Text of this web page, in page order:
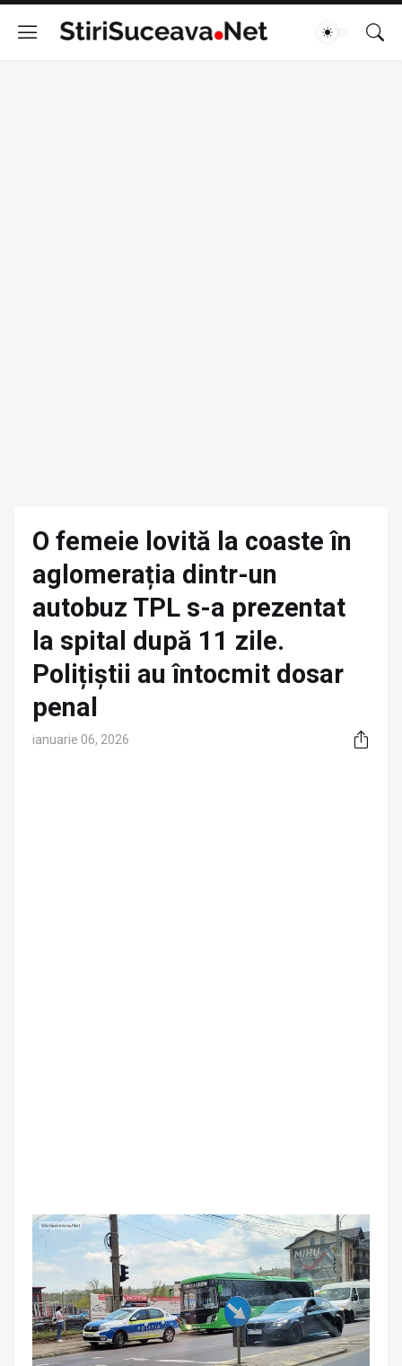
O femeie lovită la coaste în
aglomerația dintr-un
autobuz TPL s-a prezentat
la spital după 11 zile.
Polițiștii au întocmit dosar
penal
ianuarie 06, 2026